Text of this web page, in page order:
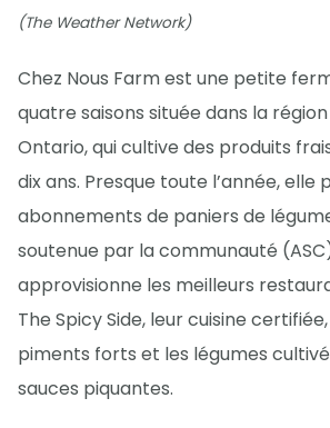
(The Weather Network)
Chez Nous Farm est une petite
quatre saisons située dans la
Ontario, qui cultive des produits
dix ans. Presque toute l’année, elle
abonnements de paniers de
soutenue par la communauté
approvisionne les meilleurs
The Spicy Side, leur cuisine
piments forts et les légumes
sauces piquantes.